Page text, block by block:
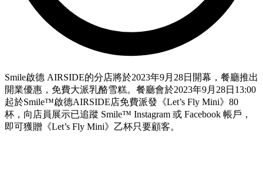
Smile啟德 AIRSIDE的分店將於2023年9月28日開幕，餐廳推出
開業優惠，免費大派乳酪雪糕。餐廳會於2023年9月28日13:00
起於Smile™啟德AIRSIDE店免費派發《Let’s Fly Mini》80
杯，向店員展示已追蹤 Smile™ Instagram 或 Facebook 帳戶，
即可獲贈《Let’s Fly Mini》乙杯只要顧客。